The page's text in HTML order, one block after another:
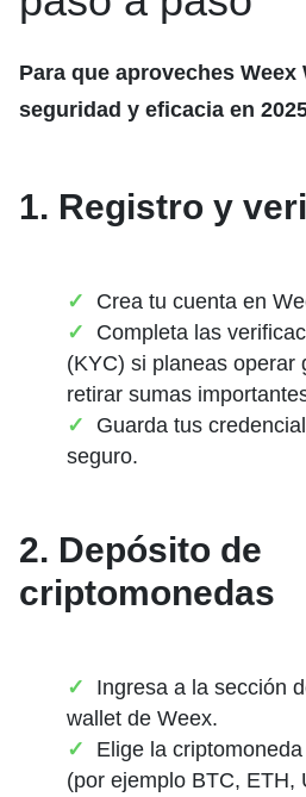
Para que aproveches Weex
seguridad y eficacia en
1. Registro y
Crea tu cuenta en
Completa las
(KYC) si planeas operar
retirar sumas
Guarda tus
seguro.
2. Depósito de
criptomonedas
Ingresa a la sección
wallet de Weex.
Elige la
(por ejemplo BTC, ETH,